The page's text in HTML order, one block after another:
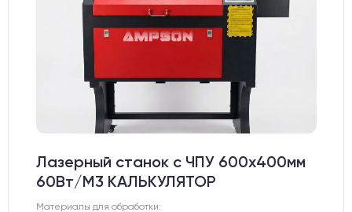
Лазерный станок c ЧПУ 600х400мм
60Вт/М3 КАЛЬКУЛЯТОР
Материалы для обработки: